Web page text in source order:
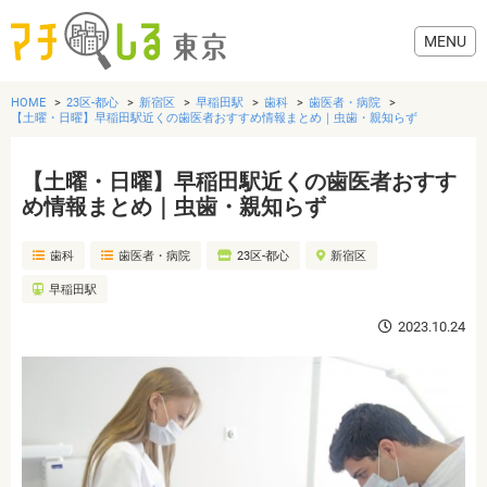
グルメ
美容・健康
生活
HOME 23区-都心 新宿区 早稲田駅 歯科
歯医者・病院
【土曜・日曜】早稲田駅近くの歯医者おすすめ情報まとめ｜虫歯・親知らず
【土曜・日曜】早稲田駅近くの歯医者おすす
め情報まとめ｜虫歯・親知らず
歯科 歯医者・病院 23区-都心 新宿区
早稲田駅
2023.10.24